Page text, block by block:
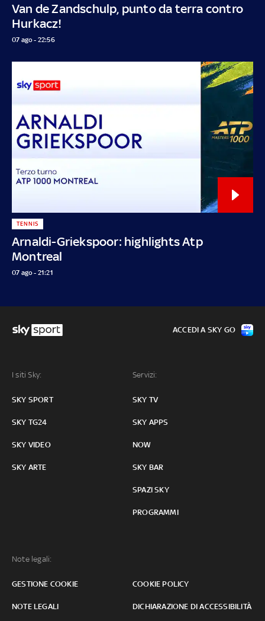
Van de Zandschulp, punto da terra contro
Hurkacz!
07 ago - 22:56
Arnaldi-Griekspoor: highlights Atp
Montreal
TENNIS
07 ago - 21:21
I siti Sky:
SKY SPORT
SKY TG24
SKY VIDEO
SKY ARTE
Servizi:
SKY TV
SKY APPS
NOW
SKY BAR
SPAZI SKY
PROGRAMMI
Note legali:
GESTIONE COOKIE COOKIE POLICY
NOTE LEGALI DICHIARAZIONE DI ACCESSIBILITÀ
ACCEDI A SKY GO